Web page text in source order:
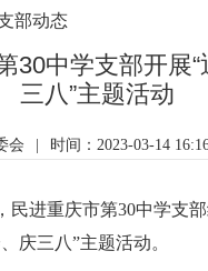
部动态
30中学支部开展
三八”主题活动
会 时间：2023-03-14
民进重庆市第30中学支
庆三八”主题活动。